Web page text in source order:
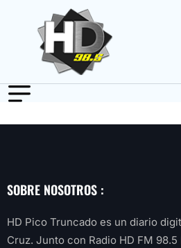
SOBRE NOSOTROS :
HD Pico Truncado es un diario
Cruz. Junto con Radio HD FM